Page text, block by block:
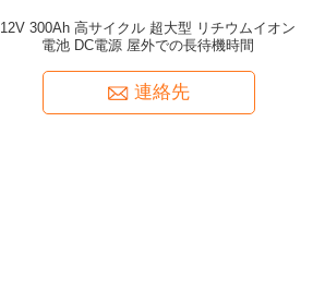
12V 300Ah 高サイクル 超大型 リチウムイオン
電池 DC電源 屋外での長待機時間
連絡先